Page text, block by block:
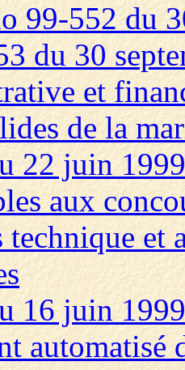
99-552 du
du 30
et
de la
22 juin
aux
technique et
16 juin